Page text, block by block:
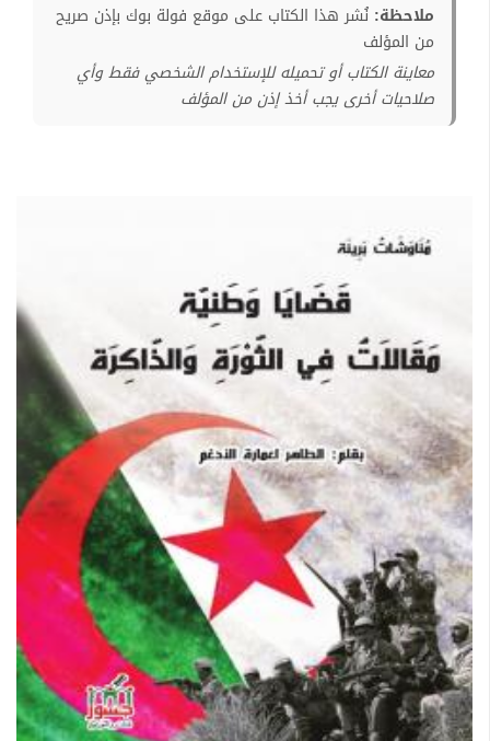
ملاحظة: نُشر هذا الكتاب على موقع فولة بوك بإذن صريح
من المؤلف
معاينة الكتاب أو تحميله للإستخدام الشخصي فقط وأي
صلاحيات أخرى يجب أخذ إذن من المؤلف